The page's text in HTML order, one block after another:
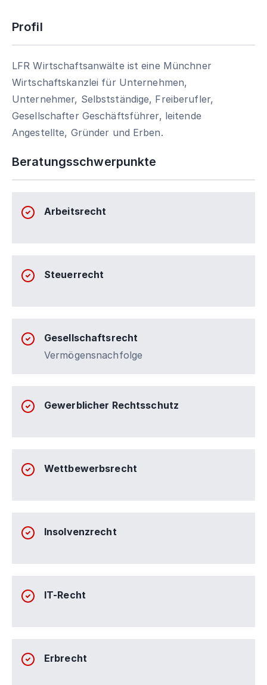
Profil
LFR Wirtschaftsanwälte ist eine Münchner
Wirtschaftskanzlei für Unternehmen,
Unternehmer, Selbstständige, Freiberufler,
Gesellschafter Geschäftsführer, leitende
Angestellte, Gründer und Erben.
Beratungsschwerpunkte
Arbeitsrecht
Steuerrecht
Gesellschaftsrecht
Vermögensnachfolge
Gewerblicher Rechtsschutz
Wettbewerbsrecht
Insolvenzrecht
IT-Recht
Erbrecht